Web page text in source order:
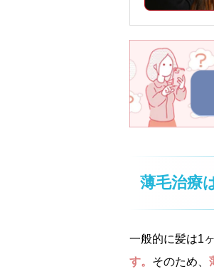
薄毛治療
一般的に髪は1
す。 そのため、